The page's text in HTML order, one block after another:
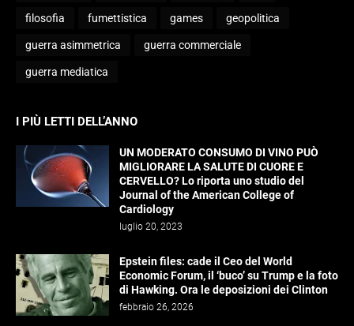
filosofia fumettistica games geopolitica
guerra asimmetrica guerra commerciale
guerra mediatica
I PIÙ LETTI DELL’ANNO
UN MODERATO CONSUMO DI VINO PUÒ
MIGLIORARE LA SALUTE DI CUORE E
CERVELLO? Lo riporta uno studio del
Journal of the American College of
Cardiology
luglio 20, 2023
Epstein files: cade il Ceo del World
Economic Forum, il ‘buco’ su Trump e la foto
di Hawking. Ora le deposizioni dei Clinton
febbraio 26, 2026